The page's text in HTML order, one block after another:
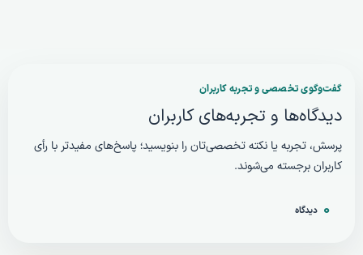
گفت‌وگوی تخصصی و تجربه کاربران
دیدگاه‌ها و تجربه‌های کاربران
پرسش، تجربه یا نکته تخصصی‌تان را بنویسید؛ پاسخ‌های مفیدتر با رأی
کاربران برجسته می‌شوند.
۰ دیدگاه